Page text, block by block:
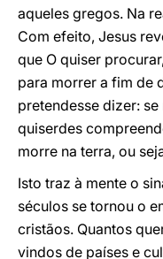
aqueles gregos. Na
Com efeito, Jesus
que O quiser
para morrer a fim de
pretendesse dizer:
quiserdes
morre na terra, ou
Isto traz à mente o
séculos se tornou o
cristãos. Quantos
vindos de países e